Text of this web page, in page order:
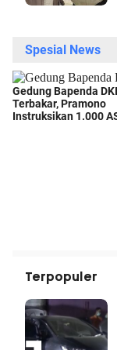
Terpopuler